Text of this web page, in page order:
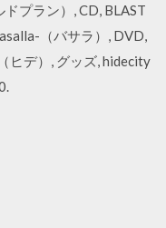
プラン）, CD, BLAST
（バサラ）, DVD,
ヒデ）, グッズ, hidecity